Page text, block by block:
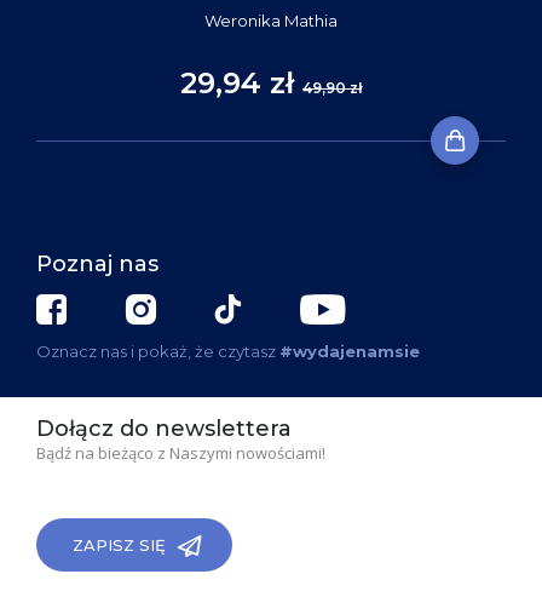
Weronika Mathia
29,94 zł 49,90 zł
Poznaj nas
Oznacz nas i pokaż, że czytasz #wydajenamsie
Dołącz do newslettera
Bądź na bieżąco z Naszymi nowościami!
ZAPISZ SIĘ